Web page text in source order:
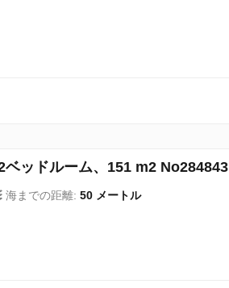
ッドルーム、151 m2 No284843
海までの距離: 50 メートル